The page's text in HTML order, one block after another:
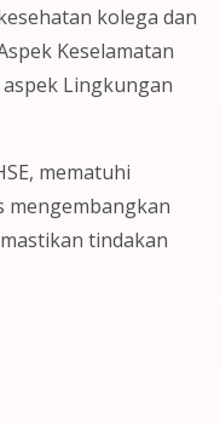
kolega dan
Keselamatan
Lingkungan
mematuhi
mengembangkan
tindakan